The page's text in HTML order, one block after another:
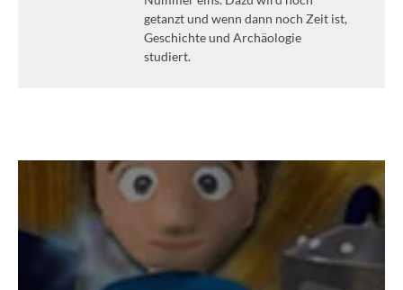
getanzt und wenn dann noch Zeit ist,
Geschichte und Archäologie
studiert.